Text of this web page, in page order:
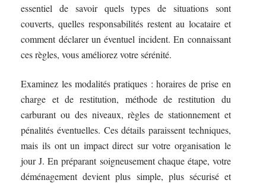
essentiel de savoir quels types de situations sont
couverts, quelles responsabilités restent au locataire et
comment déclarer un éventuel incident. En connaissant
ces règles, vous améliorez votre sérénité.
Examinez les modalités pratiques : horaires de prise en
charge et de restitution, méthode de restitution du
carburant ou des niveaux, règles de stationnement et
pénalités éventuelles. Ces détails paraissent techniques,
mais ils ont un impact direct sur votre organisation le
jour J. En préparant soigneusement chaque étape, votre
déménagement devient plus simple, plus sécurisé et